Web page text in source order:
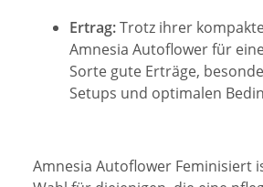
Ertrag:Trotz ihrer
Amnesia Autoflower für
Sorte gute Erträge,
Setups und optimalen
Amnesia Autoflower Feminisiert